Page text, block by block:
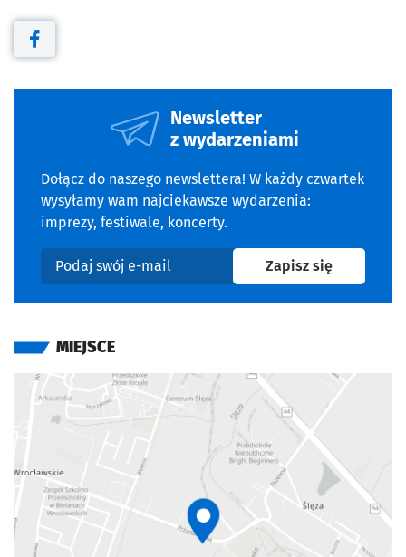
Otwiera się w nowej karcie
Newsletter
z wydarzeniami
Dołącz do naszego newslettera! W każdy czwartek
wysyłamy wam najciekawsze wydarzenia:
imprezy, festiwale, koncerty.
Podaj swój e-mail
Zapisz sięna
MIEJSCE